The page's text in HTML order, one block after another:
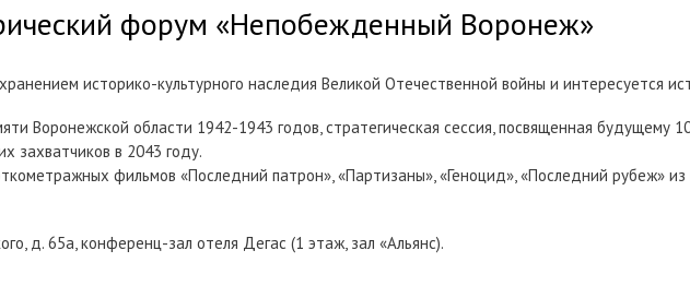
форум «Непобежденный Воронеж»
историко-культурного наследия Великой Отечественной войны и интересуется
Воронежской области 1942-1943 годов, стратегическая сессия, посвященная будущему
захватчиков в 2043 году.
фильмов «Последний патрон», «Партизаны», «Геноцид», «Последний рубеж» из
д. 65а, конференц-зал отеля Дегас (1 этаж, зал «Альянс).